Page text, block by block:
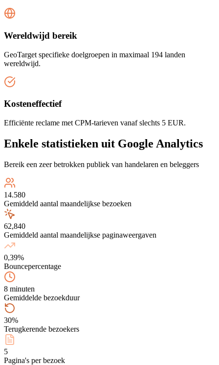
Wereldwijd bereik
GeoTarget specifieke doelgroepen in maximaal 194 landen
wereldwijd.
Kosteneffectief
Efficiënte reclame met CPM-tarieven vanaf slechts 5 EUR.
Enkele statistieken uit Google Analytics
Bereik een zeer betrokken publiek van handelaren en beleggers
14.580
Gemiddeld aantal maandelijkse bezoeken
62,840
Gemiddeld aantal maandelijkse paginaweergaven
0,39%
Bouncepercentage
8 minuten
Gemiddelde bezoekduur
30%
Terugkerende bezoekers
5
Pagina's per bezoek